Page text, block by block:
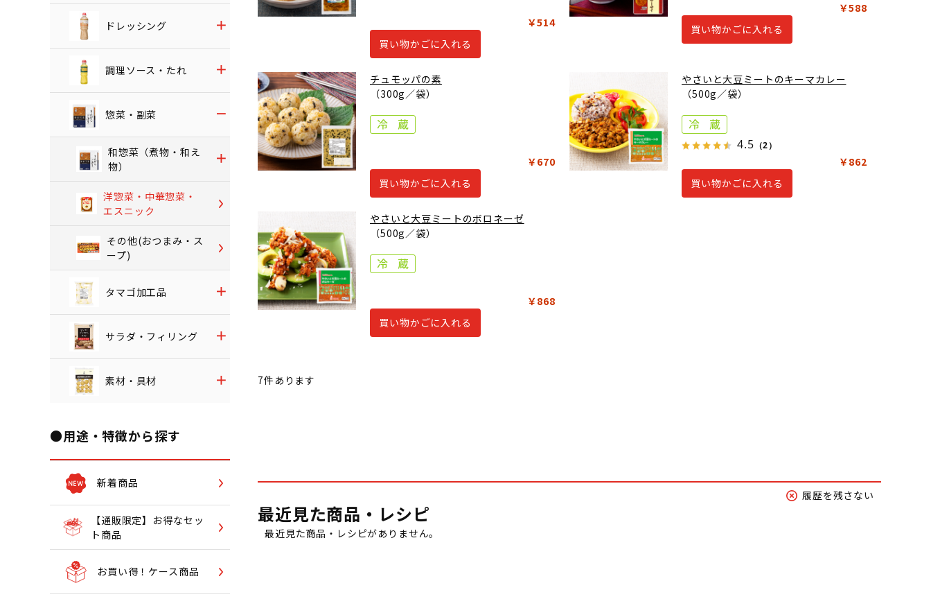
ドレッシング
調理ソース・たれ
惣菜・副菜
和惣菜（煮物・和え
物）
洋惣菜・中華惣菜・
エスニック
その他(おつまみ・ス
ープ)
タマゴ加工品
サラダ・フィリング
素材・具材
●用途・特徴から探す
新着商品
【通販限定】お得なセッ
ト商品
お買い得！ケース商品
￥514
買い物かごに入れる
￥588
買い物かごに入れる
チュモッパの素
（300g／袋）
￥670
買い物かごに入れる
やさいと大豆ミートのキーマカレー
（500g／袋）
4.5 （2）
￥862
買い物かごに入れる
やさいと大豆ミートのボロネーゼ
（500g／袋）
￥868
買い物かごに入れる
7件あります
最近見た商品・レシピ
最近見た商品・レシピがありません。
履歴を残さない